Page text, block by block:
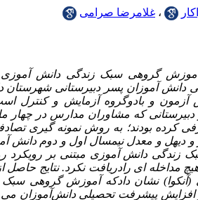
، غلامرضا صرامی
گروهی سبک زندگی دانش آموزی
دانش ­آموزان پسر دبیرستانی
کرده بودند؛ به روش نمونه گیری
(آنکوا) نشان دادکه آموزش گروهی
پیشرفت تحصیلی دانشآموزان می­